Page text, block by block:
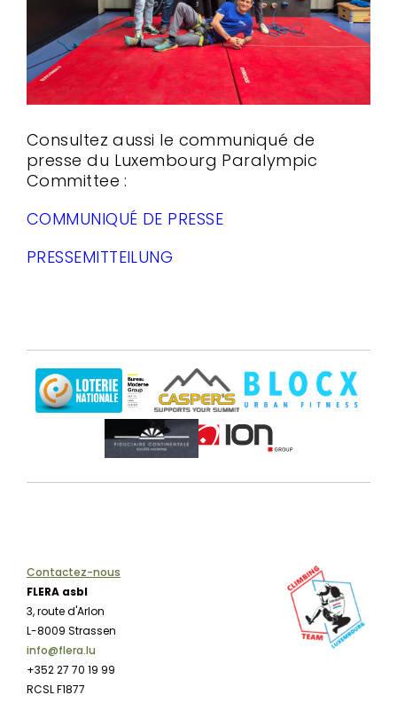
Consultez aussi le communiqué de
presse du Luxembourg Paralympic
Committee :
COMMUNIQUÉ DE PRESSE
PRESSEMITTEILUNG
Contactez-nous
FLERA asbl
3, route d'Arlon
L-8009 Strassen
info@flera.lu
+352 27 70 19 99
RCSL F1877